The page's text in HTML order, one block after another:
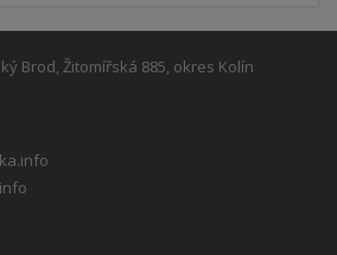
Brod, Žitomířská 885, okres Kolín